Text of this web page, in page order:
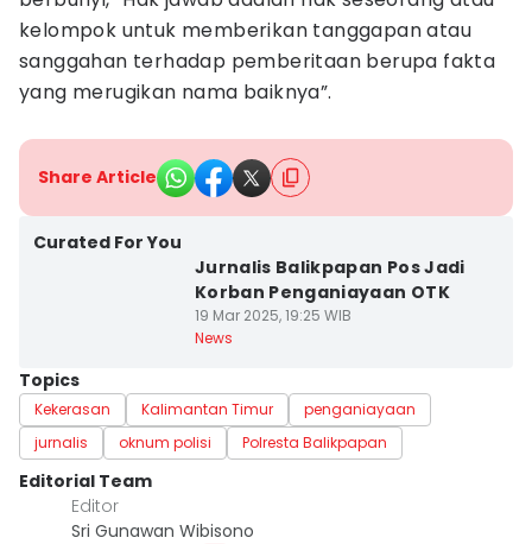
kelompok untuk memberikan tanggapan atau
sanggahan terhadap pemberitaan berupa fakta
yang merugikan nama baiknya”.
Share Article
Curated For You
Jurnalis Balikpapan Pos Jadi
Korban Penganiayaan OTK
19 Mar 2025, 19:25 WIB
News
Topics
Kekerasan Kalimantan Timur
penganiayaan
jurnalis
oknum polisi Polresta Balikpapan
Editorial Team
Editor
Sri Gunawan Wibisono